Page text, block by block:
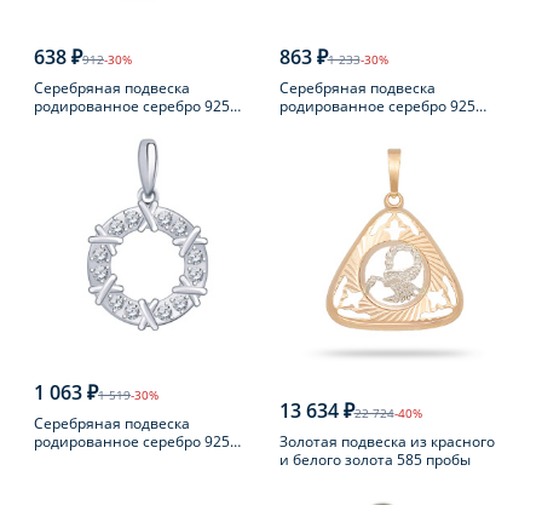
638 ₽912-30%
Серебряная подвеска
родированное серебро 925
863 ₽1 233-30%
Серебряная подвеска
родированное серебро 925
1 063 ₽1 519-30%
Серебряная подвеска
родированное серебро 925
13 634 ₽22 724-40%
Золотая подвеска из красного
и белого золота 585 пробы